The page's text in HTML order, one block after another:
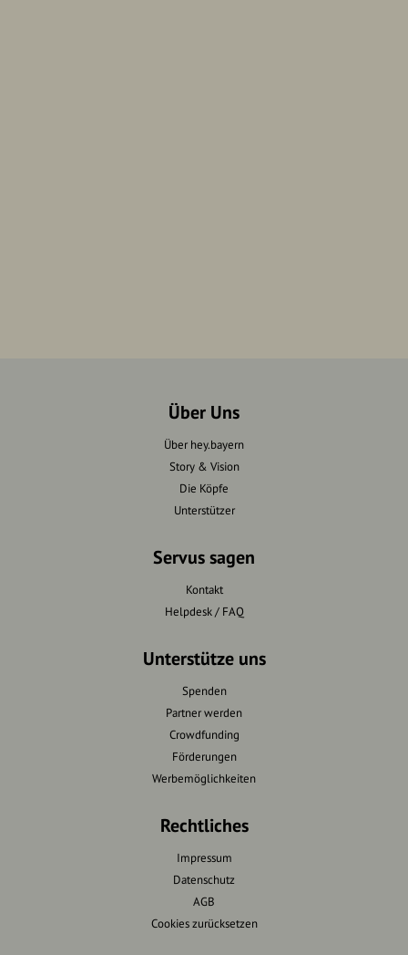
Über Uns
Über hey.bayern
Story & Vision
Die Köpfe
Unterstützer
Servus sagen
Kontakt
Helpdesk / FAQ
Unterstütze uns
Spenden
Partner werden
Crowdfunding
Förderungen
Werbemöglichkeiten
Rechtliches
Impressum
Datenschutz
AGB
Cookies zurücksetzen